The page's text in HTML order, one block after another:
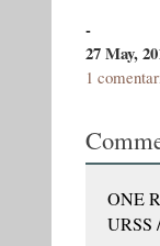
-
27 May,
1
ONE
URSS